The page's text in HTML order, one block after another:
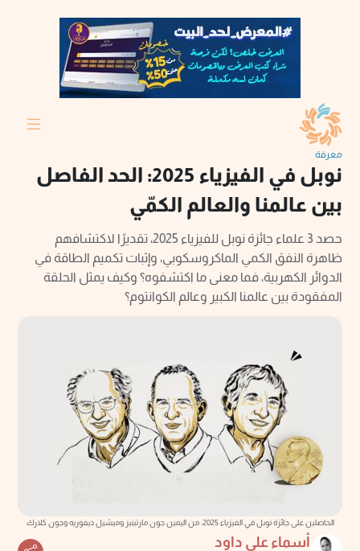
معرفة
نوبل في الفيزياء 2025: الحد الفاصل
بين عالمنا والعالم الكمّي
حصد 3 علماء جائزة نوبل للفيزياء 2025، تقديرًا لاكتشافهم
ظاهرة النفق الكمي الماكروسكوبي، وإثبات تكميم الطاقة في
الدوائر الكهربية، فما معنى ما اكتشفوه؟ وكيف يمثل الحلقة
المفقودة بين عالمنا الكبير وعالم الكوانتوم؟
الحاصلين على جائزة نوبل في الفيزياء 2025: من اليمين جون مارتينيز وميشيل ديفوريه وجون كلارك
أسماء علي داود